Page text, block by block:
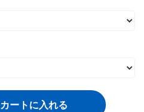
カートに入れる